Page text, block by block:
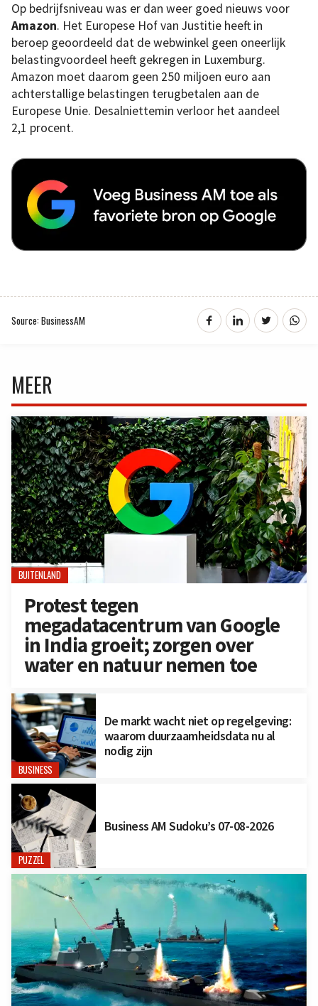
Op bedrijfsniveau was er dan weer goed nieuws voor
Amazon. Het Europese Hof van Justitie heeft in
beroep geoordeeld dat de webwinkel geen oneerlijk
belastingvoordeel heeft gekregen in Luxemburg.
Amazon moet daarom geen 250 miljoen euro aan
achterstallige belastingen terugbetalen aan de
Europese Unie. Desalniettemin verloor het aandeel
2,1 procent.
Source: BusinessAM
MEER
BUITENLAND
Protest tegen
megadatacentrum van Google
in India groeit; zorgen over
water en natuur nemen toe
BUSINESS
De markt wacht niet op regelgeving:
waarom duurzaamheidsdata nu al
nodig zijn
PUZZEL
Business AM Sudoku’s 07-08-2026